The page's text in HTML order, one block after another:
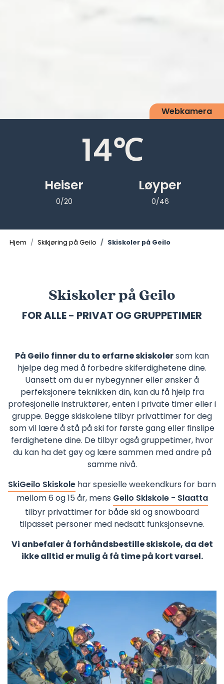
Webkamera
14℃
Heiser
0/20
Løyper
0/46
Hjem Skikjøring på Geilo Skiskoler på Geilo
Skiskoler på Geilo
FOR ALLE - PRIVAT OG GRUPPETIMER
På Geilo finner du to erfarne skiskolersom kan
hjelpe deg med å forbedre skiferdighetene dine.
Uansett om du er nybegynner eller ønsker å
perfeksjonere teknikken din, kan du få hjelp fra
profesjonelle instruktører, enten i private timer eller i
gruppe. Begge skiskolene tilbyr privattimer for deg
som vil lære å stå på ski for første gang eller finslipe
ferdighetene dine. De tilbyr også gruppetimer, hvor
du kan ha det gøy og lære sammen med andre på
samme nivå.
SkiGeilo Skiskole har spesielle weekendkurs for barn
mellom 6 og 15 år, mens Geilo Skiskole - Slaatta
tilbyr privattimer for både ski og snowboard
tilpasset personer med nedsatt funksjonsevne.
Vi anbefaler å forhåndsbestille skiskole, da det
ikke alltid er mulig å få time på kort varsel.